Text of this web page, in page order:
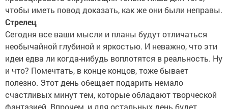
чтобы иметь повод доказать, как же они были неправы.
Стрелец
Сегодня все ваши мысли и планы будут отличаться
необычайной глубиной и яркостью. И неважно, что эти
идеи едва ли когда-нибудь воплотятся в реальность. Ну
и что? Помечтать, в конце концов, тоже бывает
полезно. Этот день обещает подарить немало
счастливых минут тем, которые обладают творческой